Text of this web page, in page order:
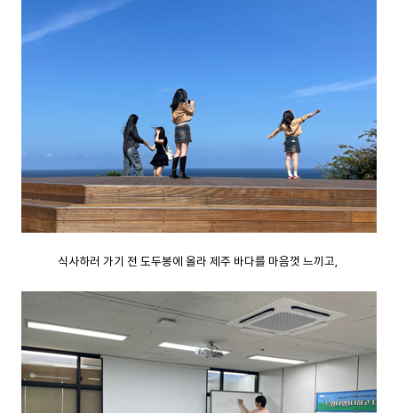
식사하러 가기 전 도두봉에 올라 제주 바다를 마음껏 느끼고,